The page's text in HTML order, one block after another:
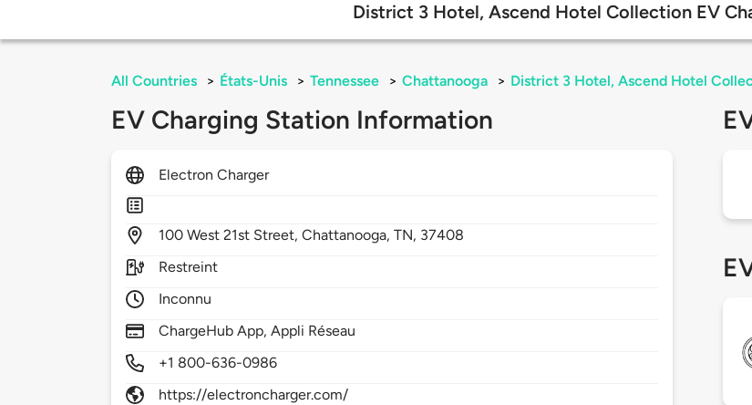
District 3 Hotel, Ascend Hotel Collection EV
All Countries > États-Unis > Tennessee > Chattanooga > District 3 Hotel, Ascend Hotel
EV Charging Station Information
Electron Charger
100West 21st Street,Chattanooga,TN, 37408
Restreint
Inconnu
ChargeHub App, Appli Réseau
+1 800-636-0986
https://electroncharger.com/